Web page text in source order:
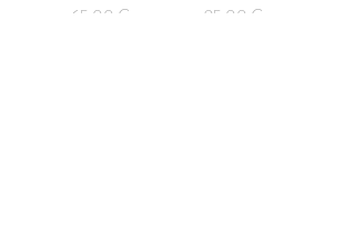
Prix
65,00 € Prix
95,00 €